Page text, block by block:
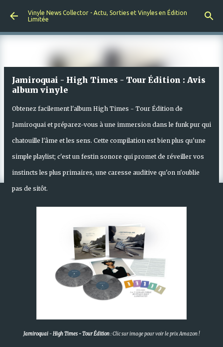
Accéder au contenu principal
Vinyle News Collector - Actu, Sorties et Vinyles en Édition
Limitée
Jamiroquai - High Times - Tour Édition : Avis
album vinyle
Obtenez facilement l'album High Times - Tour Édition de
Jamiroquai et préparez-vous à une immersion dans le funk pur qui
chatouille l'âme et les sens. Cette compilation est bien plus qu'une
simple playlist; c'est un festin sonore qui promet de réveiller vos
instincts les plus primaires, une caresse auditive qu'on n'oublie
pas de sitôt.
Jamiroquai -High Times - Tour Édition: Clic sur image pour voir le prix Amazon !